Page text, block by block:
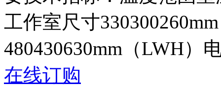
工作室尺寸
480430630mm（LWH）
在线订购